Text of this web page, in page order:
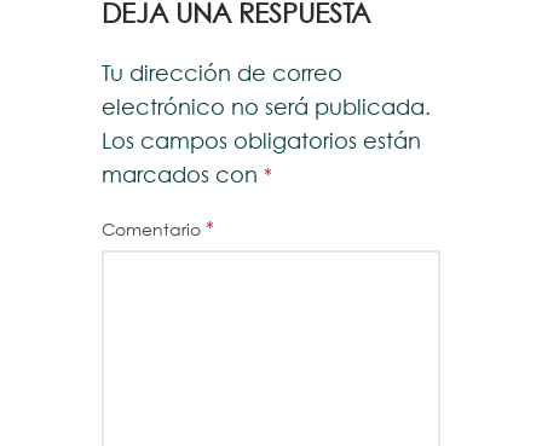
DEJA UNA RESPUESTA
Tu dirección de correo
electrónico no será publicada.
Los campos obligatorios están
marcados con *
Comentario *